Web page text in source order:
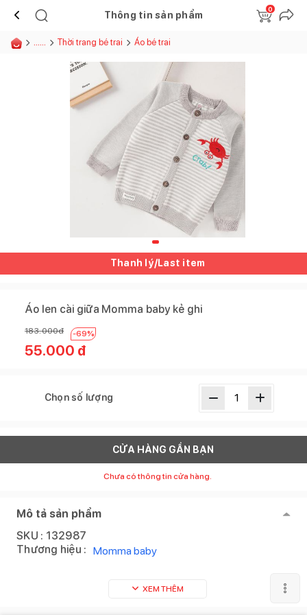
Thông tin sản phẩm
0
...... Thời trang bé trai Áo bé trai
Thanh lý/Last item
Áo len cài giữa Momma baby kẻ ghi
183.000đ -69%
55.000 đ
Chọn số lượng
CỬA HÀNG GẦN BẠN
Chưa có thông tin cửa hàng.
Mô tả sản phẩm
SKU : 132987
Thương hiệu : Momma baby
XEM THÊM